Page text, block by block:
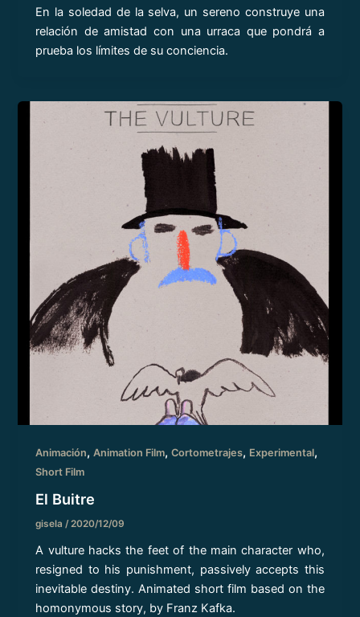
En la soledad de la selva, un sereno construye una
relación de amistad con una urraca que pondrá a
prueba los límites de su conciencia.
Animación,Animation Film,Cortometrajes, Experimental,
Short Film
El Buitre
gisela/2020/12/09
A vulture hacks the feet of the main character who,
resigned to his punishment, passively accepts this
inevitable destiny. Animated short film based on the
homonymous story, by Franz Kafka.